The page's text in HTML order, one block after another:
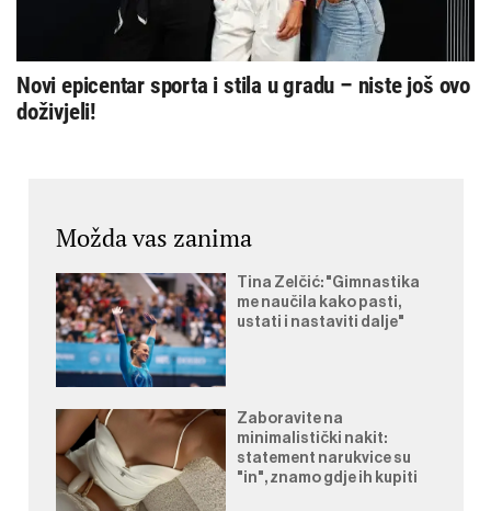
Novi epicentar sporta i stila u gradu – niste još ovo
doživjeli!
Možda vas zanima
Tina Zelčić: "Gimnastika
me naučila kako pasti,
ustati i nastaviti dalje"
Zaboravite na
minimalistički nakit:
statement narukvice su
"in", znamo gdje ih kupiti